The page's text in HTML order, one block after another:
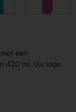
een
420 ml. Uw logo